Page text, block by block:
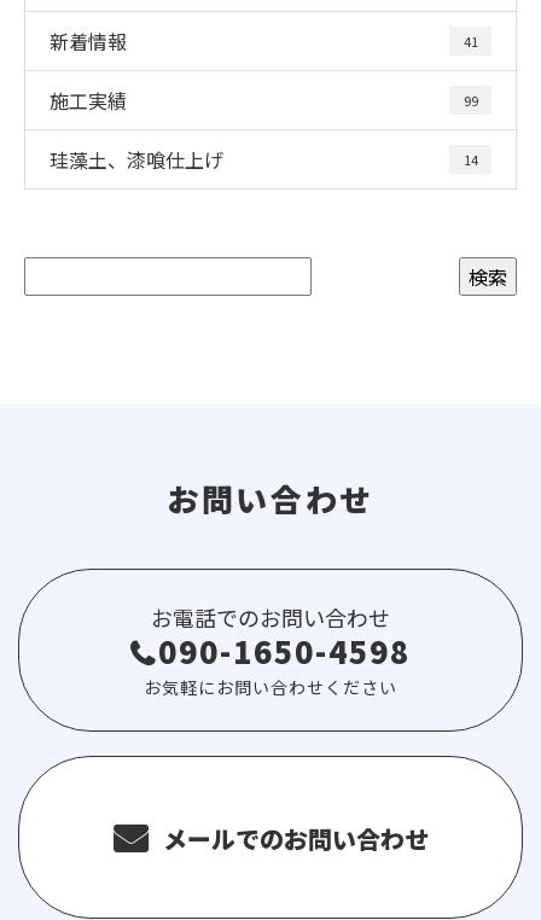
新着情報 41
施工実績 99
珪藻土、漆喰仕上げ 14
お問い合わせ
お電話でのお問い合わせ
090-1650-4598
お気軽にお問い合わせください
メールでのお問い合わせ